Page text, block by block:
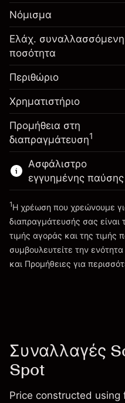
Αναπροσαρμογή
χρηματοδότησης
τη διάρκεια της
Χρεώσεις από την
της θέσης
Μέγεθος
~$10,000.00
Χρήματα από
Πηγαίνετε στην
Περιθώριο. Η
σας
Αναπροσαρμογή
χρηματοδότησης
τη διάρκεια της
Χρεώσεις από την
της θέσης
Μέγεθος
$10,000.00
Χρήματα από
Πηγαίνετε στην
Νόμισμα
Ελάχ. συναλλασσόμενη
ποσότητα
Περιθώριο
Χρηματιστήριο
Προμήθεια στη
διαπραγμάτευση1
Ασφάλιστρο
εγγυημένης παύσης
Χρεώσεις
1Η χρέωση που χρεώνουμε
διαπραγμάτευσής σας
τιμής αγοράς και της
συμβουλευτείτε την
και Προμήθειες για
Συναλλαγές
Spot
Price constructed